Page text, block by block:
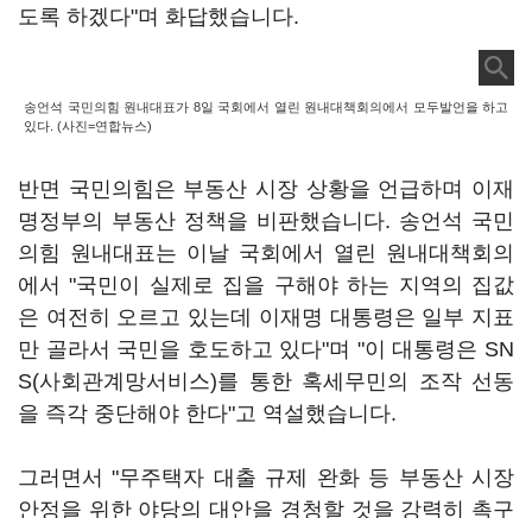
도록 하겠다"며 화답했습니다.
송언석 국민의힘 원내대표가 8일 국회에서 열린 원내대책회의에서 모두발언을 하고
있다. (사진=연합뉴스)
반면 국민의힘은 부동산 시장 상황을 언급하며 이재
명정부의 부동산 정책을 비판했습니다. 송언석 국민
의힘 원내대표는 이날 국회에서 열린 원내대책회의
에서 "국민이 실제로 집을 구해야 하는 지역의 집값
은 여전히 오르고 있는데 이재명 대통령은 일부 지표
만 골라서 국민을 호도하고 있다"며 "이 대통령은 SN
S(사회관계망서비스)를 통한 혹세무민의 조작 선동
을 즉각 중단해야 한다"고 역설했습니다.
그러면서 "무주택자 대출 규제 완화 등 부동산 시장
안정을 위한 야당의 대안을 경청할 것을 강력히 촉구